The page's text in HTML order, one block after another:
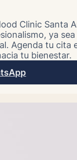
Clinic Santa
ya
Agenda tu cita
tu bienestar.